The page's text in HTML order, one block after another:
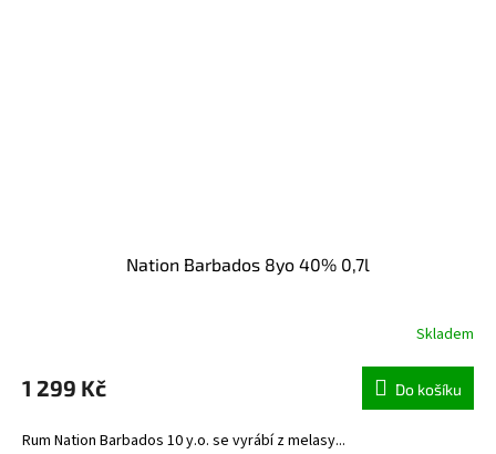
Nation Barbados 8yo 40% 0,7l
Skladem
1 299 Kč Do košíku
Rum Nation Barbados 10 y.o. se vyrábí z melasy...